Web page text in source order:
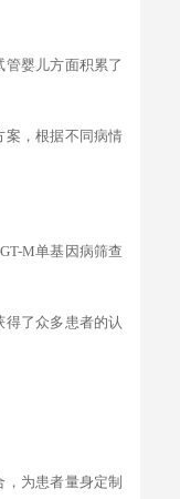
婴儿方面积累了
案，根据不同病情
M单基因病筛查
了众多患者的认
为患者量身定制